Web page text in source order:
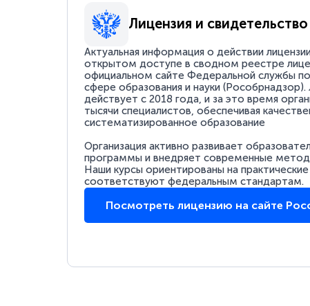
Лицензия и свидетельство
Актуальная информация о действии
открытом доступе в сводном реестре
официальном сайте Федеральной службы
сфере образования и науки (Рособрнадзор).
действует с 2018 года, и за это время
тысячи специалистов, обеспечивая
систематизированное образование
Организация активно развивает
программы и внедряет современные
Наши курсы ориентированы на практические
соответствуют федеральным стандартам.
Посмотреть лицензию на сайте